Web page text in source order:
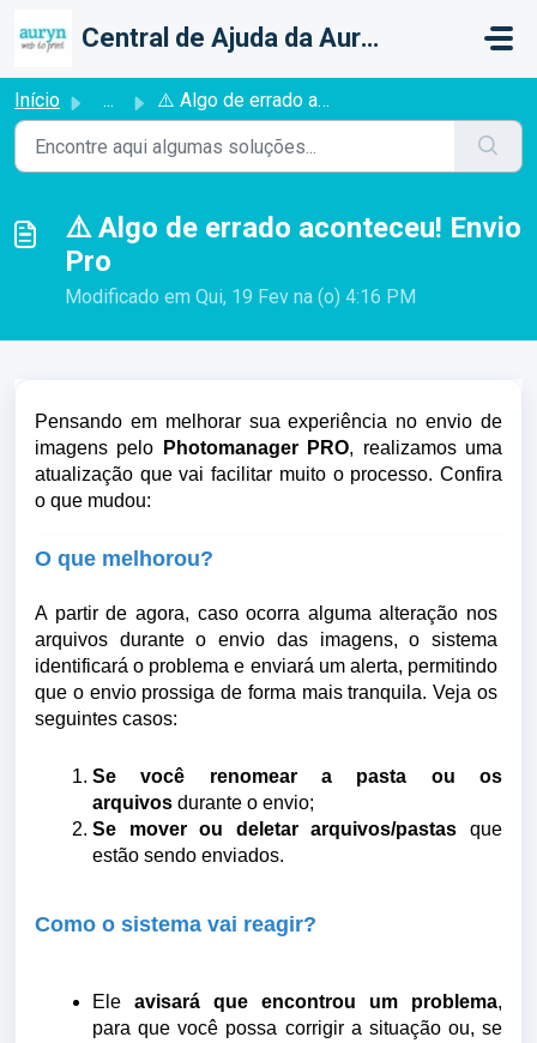
Central de Ajuda da Auryn Web To Print
Início ... ⚠️ Algo de errado aconteceu! Envio Pro
⚠️ Algo de errado aconteceu! Envio
Pro
Modificado em Qui, 19 Fev na (o) 4:16 PM
Pensando em melhorar sua experiência no envio de
imagens pelo
Photomanager PRO, realizamos uma
atualização que vai facilitar muito o processo. Confira
o que mudou:
O que melhorou?
A partir de agora, caso ocorra alguma alteração nos
arquivos durante o envio das imagens, o sistema
identificará o problema e enviará um alerta, permitindo
que o envio prossiga de forma mais tranquila. Veja os
seguintes casos:
Se você renomear a pasta ou os
arquivos durante o envio;
Se mover ou deletar arquivos/pastas que
estão sendo enviados.
Como o sistema vai reagir?
Ele avisará que encontrou um problema,
para que você possa corrigir a situação ou, se